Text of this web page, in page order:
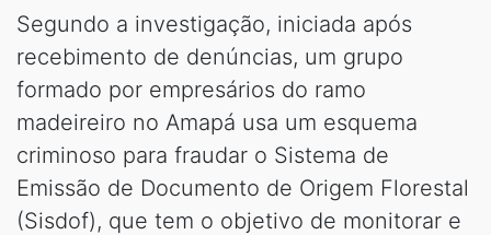
Segundo a investigação, iniciada após
recebimento de denúncias, um grupo
formado por empresários do ramo
madeireiro no Amapá usa um esquema
criminoso para fraudar o Sistema de
Emissão de Documento de Origem Florestal
(Sisdof), que tem o objetivo de monitorar e